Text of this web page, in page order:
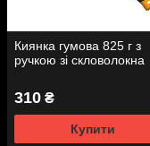
Киянка гумова 825 г з
ручкою зі скловолокна
310 ₴
Купити